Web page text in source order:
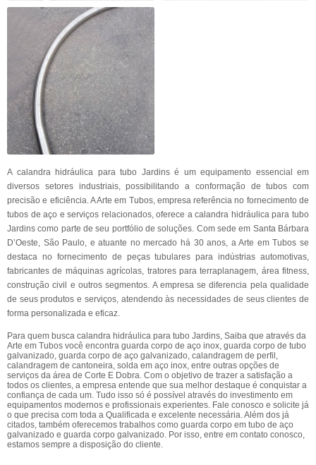
A calandra hidráulica para tubo Jardins é um equipamento essencial em
diversos setores industriais, possibilitando a conformação de tubos com
precisão e eficiência. A Arte em Tubos, empresa referência no fornecimento de
tubos de aço e serviços relacionados, oferece a calandra hidráulica para tubo
Jardins como parte de seu portfólio de soluções. Com sede em Santa Bárbara
D’Oeste, São Paulo, e atuante no mercado há 30 anos, a Arte em Tubos se
destaca no fornecimento de peças tubulares para indústrias automotivas,
fabricantes de máquinas agrícolas, tratores para terraplanagem, área fitness,
construção civil e outros segmentos. A empresa se diferencia pela qualidade
de seus produtos e serviços, atendendo às necessidades de seus clientes de
forma personalizada e eficaz.
Para quem busca calandra hidráulica para tubo Jardins, Saiba que através da
Arte em Tubos você encontra guarda corpo de aço inox, guarda corpo de tubo
galvanizado, guarda corpo de aço galvanizado, calandragem de perfil,
calandragem de cantoneira, solda em aço inox, entre outras opções de
serviços da área de Corte E Dobra. Com o objetivo de trazer a satisfação a
todos os clientes, a empresa entende que sua melhor destaque é conquistar a
confiança de cada um. Tudo isso só é possível através do investimento em
equipamentos modernos e profissionais experientes. Fale conosco e solicite já
o que precisa com toda a Qualificada e excelente necessária. Além dos já
citados, também oferecemos trabalhos como guarda corpo em tubo de aço
galvanizado e guarda corpo galvanizado. Por isso, entre em contato conosco,
estamos sempre a disposição do cliente.